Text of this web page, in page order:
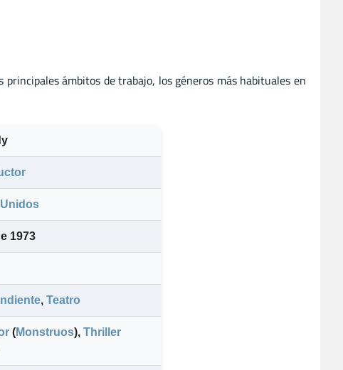
principales ámbitos de trabajo, los géneros más habituales en
1973
, Teatro
(Monstruos), Thriller